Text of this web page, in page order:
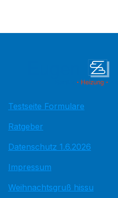
Testseite Formulare
Ratgeber
Datenschutz 1.6.2026
Impressum
Weihnachtsgruß hissu